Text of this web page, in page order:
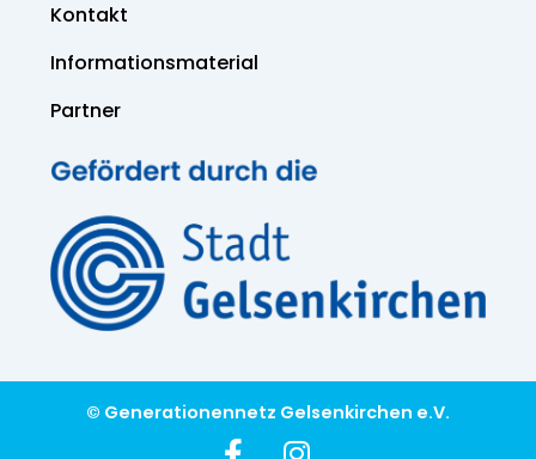
Kontakt
Informations­material
Partner
© Generationennetz Gelsenkirchen e.V.